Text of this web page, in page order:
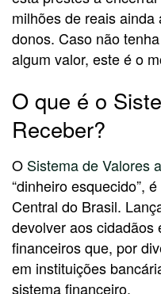
milhões de reais
donos. Caso não
algum valor, este é o
O que é o
Receber?
O Sistema de Valores
“dinheiro esquecido”,
Central do Brasil.
devolver aos cidadãos
financeiros que, por
em instituições
sistema financeiro.